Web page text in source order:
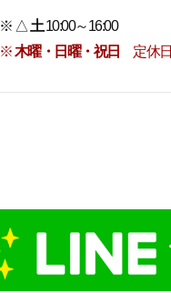
※ △ 土10:00～16:00
※木曜・日曜・祝日 定休日